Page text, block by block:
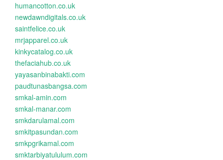
humancotton.co.uk
newdawndigitals.co.uk
saintfelice.co.uk
mrjapparel.co.uk
kinkycatalog.co.uk
thefaciahub.co.uk
yayasanbinabakti.com
paudtunasbangsa.com
smkal-amin.com
smkal-manar.com
smkdarulamal.com
smkitpasundan.com
smkpgrikamal.com
smktarbiyatululum.com